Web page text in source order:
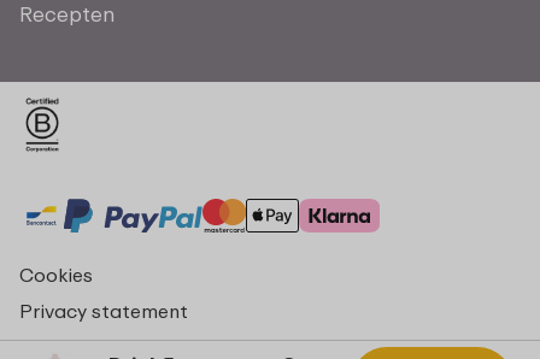
Recepten
Cookies
Privacy statement
Algemene voorwaarden - consumenten